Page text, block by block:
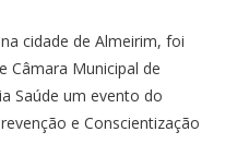
cidade de Almeirim, foi
Câmara Municipal de
Saúde um evento do
e Conscientização